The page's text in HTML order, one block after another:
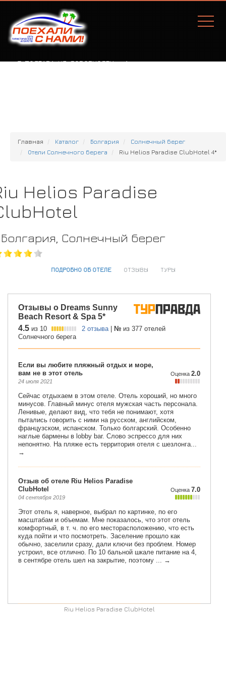
Г. ПОЛТАВА, УЛ. СОБОРНОСТИ, 77А
Главная Каталог Болгария
Солнечный берег
Отели Солнечного берега
Riu Helios Paradise ClubHotel 4*
Helios Paradise
Болгария, Солнечный берег
ПОДРОБНО ОБ ОТЕЛЕ ОТЗЫВЫ ТУРЫ
Riu Helios Paradise ClubHotel